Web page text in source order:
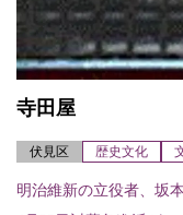
寺田屋
伏見区 歴史文化
明治維新の立役者、坂